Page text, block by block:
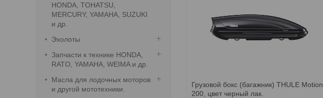
HONDA, TOHATSU,
MERCURY, YAMAHA, SUZUKI
и др.
Эхолоты
Запчасти к технике HONDA,
RATO, YAMAHA, WEIMA и др.
Масла для лодочных моторов
и другой мототехники.
Грузовой бокс (багажник) THULE Motion
200, цвет черный лак.